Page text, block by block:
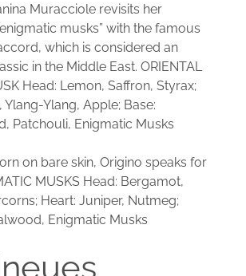
Muracciole revisits her
musks” with the famous
which is considered an
in the Middle East. ORIENTAL
Head: Lemon, Saffron, Styrax;
Ylang-Ylang, Apple; Base:
Patchouli, Enigmatic Musks
on bare skin, Origino speaks for
MUSKS Head: Bergamot,
Heart: Juniper, Nutmeg;
Enigmatic Musks